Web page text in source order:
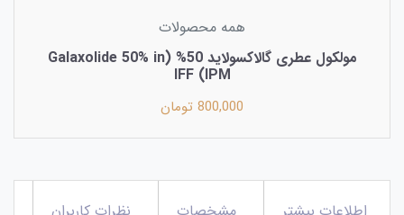
همه محصولات
مولکول عطری گالاکسولاید 50% (Galaxolide 50% in
IPM) IFF
800,000 تومان